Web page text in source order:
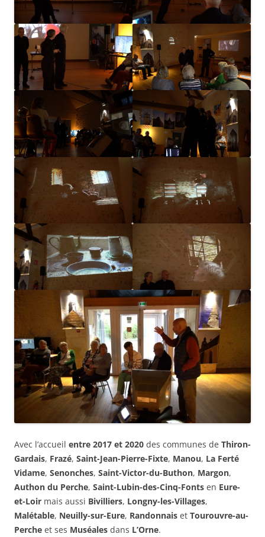
Avec l’accueil entre 2017 et 2020 des communes de Thiron-
Gardais, Frazé, Saint-Jean-Pierre-Fixte, Manou, La Ferté
Vidame, Senonches, Saint-Victor-du-Buthon, Margon,
Authon du Perche, Saint-Lubin-des-Cinq-Fonts en Eure-
et-Loir mais aussi Bivilliers, Longny-les-Villages,
Malétable, Neuilly-sur-Eure, Randonnais et Tourouvre-au-
Perche et ses Muséales dans L’Orne.